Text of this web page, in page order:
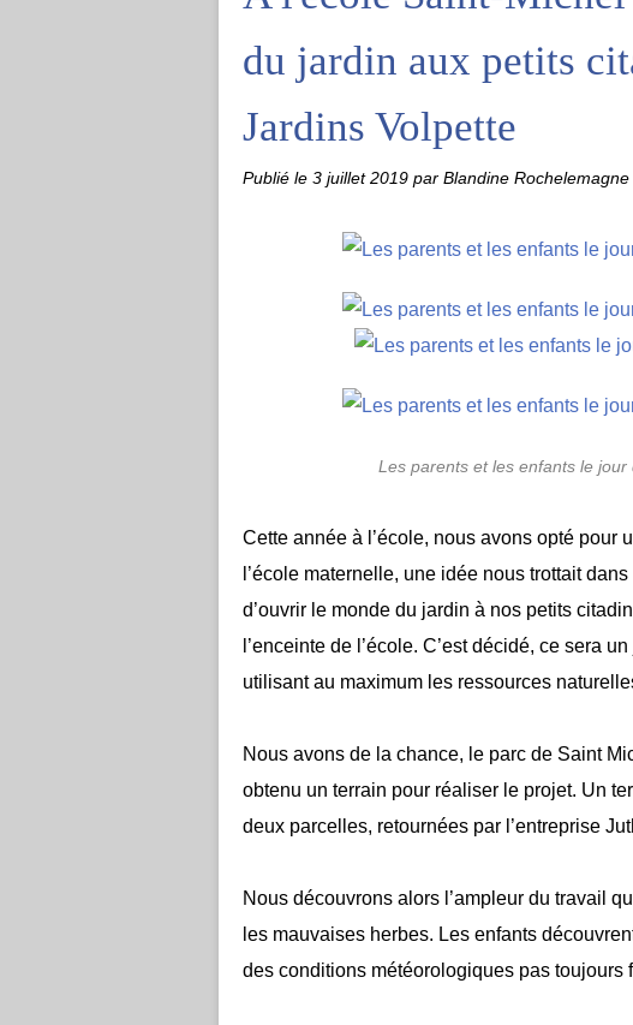
du jardin aux petits
Jardins Volpette
Publié le 3 juillet 2019 par Blandine Rochelemagne
Les parents et les enfants le
Cette année à l’école, nous avons opté pour
l’école maternelle, une idée nous trottait
d’ouvrir le monde du jardin à nos petits
l’enceinte de l’école. C’est décidé, ce sera
utilisant au maximum les ressources
Nous avons de la chance, le parc de Saint
obtenu un terrain pour réaliser le projet. Un
deux parcelles, retournées par l’entreprise
Nous découvrons alors l’ampleur du travail
les mauvaises herbes. Les enfants
des conditions météorologiques pas